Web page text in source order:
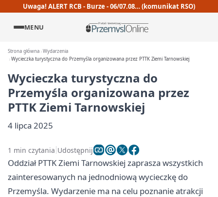
Uwaga! ALERT RCB - Burze - 06/07.08… (komunikat RSO)
MENU
Strona główna Wydarzenia
Wycieczka turystyczna do Przemyśla organizowana przez PTTK Ziemi Tarnowskiej
Wycieczka turystyczna do
Przemyśla organizowana przez
PTTK Ziemi Tarnowskiej
4 lipca 2025
1 min czytania Udostępnij
Oddział PTTK Ziemi Tarnowskiej zaprasza wszystkich
zainteresowanych na jednodniową wycieczkę do
Przemyśla. Wydarzenie ma na celu poznanie atrakcji